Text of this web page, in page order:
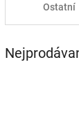
Ostatní